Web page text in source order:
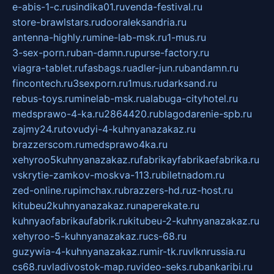
e-abis-1-c.rusindika01.ruvenda-festival.ru
store-brawlstars.rudooraleksandria.ru
antenna-highly.rumine-lab-msk.ru1-mus.ru
3-sex-porn.ruban-damn.rupurse-factory.ru
viagra-tablet.rufasbags.ruadler-jun.rubandamn.ru
fincontech.ru3sexporn.ru1mus.rudarksand.ru
rebus-toys.ruminelab-msk.rualabuga-cityhotel.ru
medsprawo-4-ka.ru2864420.rublagodarenie-spb.ru
zajmy24.rutovudyi-4-kuhnyanazakaz.ru
brazzerscom.rumedsprawo4ka.ru
xehyroo5kuhnyanazakaz.rufabrikayfabrikaefabrika.ru
vskrytie-zamkov-moskva-113.rubiletnadom.ru
zed-online.rupimchax.rubrazzers-hd.ruz-host.ru
kitubeu2kuhnyanazakaz.runaperekate.ru
kuhnyaofabrikaufabrik.rukitubeu-2-kuhnyanazakaz.ru
xehyroo-5-kuhnyanazakaz.rucs-68.ru
guzywia-4-kuhnyanazakaz.rumir-tk.ruvlknrussia.ru
cs68.ruvladivostok-map.ruvideo-seks.rubankaribi.ru